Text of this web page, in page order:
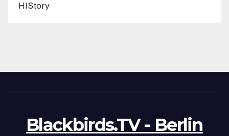
HIStory
Blackbirds.TV - Berlin